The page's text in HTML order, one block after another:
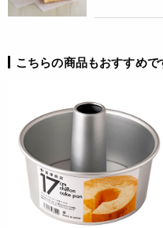
⑥卵白をほぐしコシを切る
⑦卵白が白っぽくなったら
に泡立てる。
のが立つくらいのメレンゲを
⑨卵黄生地にメレンゲの1/3
⑩残りのメレンゲをホイッ
え、ゴムべらに持ち替えさ
⑪メレンゲのかたまりが残
キ型に一気に流し入れる。
⑫型に流した生地に、ゴム
こちらの商品もおすすめで